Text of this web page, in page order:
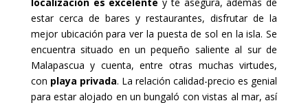
estar cerca de bares y restaurantes, disfrutar de la
mejor ubicación para ver la puesta de sol en la isla. Se
encuentra situado en un pequeño saliente al sur de
Malapascua y cuenta, entre otras muchas virtudes,
con playa privada. La relación calidad-precio es genial
para estar alojado en un bungaló con vistas al mar, así